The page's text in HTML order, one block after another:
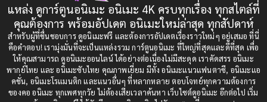
Censored (เซ็นเซอร์)(19)
Comedy (ตลก)(85)
Comedy (ตลก)(235)
Comic Book การ์ตูน(1)
1989
1988
1987
1985
1984
1983
1982
1981
1980
1979
แหล่ง ดูการ์ตูนอนิเมะ อนิเมะ 4K ครบทุกเรื่อง ทุกสไตล์ที่
คุณต้องการ พร้อมอัปเดต อนิเมะใหม่ล่าสุด ทุกสัปดาห์
สำหรับผู้ที่ชื่นชอบการ ดูอนิเมะฟรี และต้องการอัปเดตเรื่องราวใหม่ๆ อยู่เสมอ ที่นี่
คือคำตอบ! เรามุ่งมั่นที่จะเป็นแหล่งรวม การ์ตูนอนิเมะ ที่ใหญ่ที่สุดและดีที่สุด เพื่อ
ให้คุณสามารถ ดูอนิเมะออนไลน์ ได้อย่างต่อเนื่องไม่มีสะดุด เราคัดสรร อนิเมะ
พากย์ไทย และ อนิเมะซับไทย คุณภาพเยี่ยม มีทั้ง อนิเมะแนวแฟนตาซี, อนิเมะแอ
คชั่น, อนิเมะโรแมนติก และแนวอื่นๆ ที่หลากหลาย ตอบโจทย์ทุกความต้องการ
ของคอ อนิเมะ ทุกเพศทุกวัย ไม่ต้องเสียเวลาค้นหา เว็บไซต์ดูอนิเมะ อีกต่อไป เริ่ม